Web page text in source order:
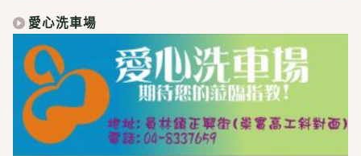
愛心洗車場